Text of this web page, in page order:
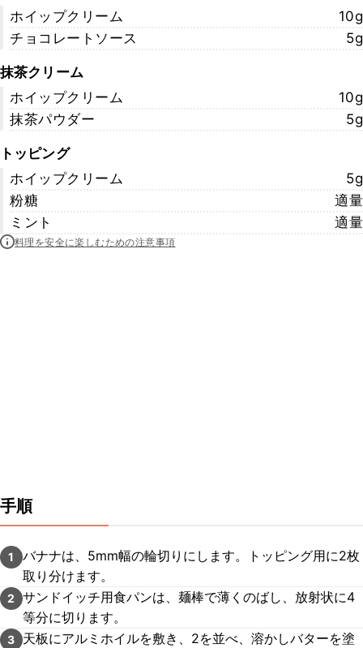
ホイップクリーム
10g
チョコレートソース
5g
抹茶クリーム
ホイップクリーム
10g
抹茶パウダー
5g
トッピング
ホイップクリーム
5g
粉糖
適量
ミント
適量
料理を安全に楽しむための注意事項
手順
1
バナナは、5mm幅の輪切りにします。トッピング用に2枚
取り分けます。
2
サンドイッチ用食パンは、麺棒で薄くのばし、放射状に4
等分に切ります。
3
天板にアルミホイルを敷き、2を並べ、溶かしバターを塗